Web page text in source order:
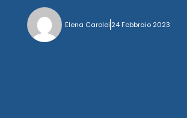
Elena Carolei 24 Febbraio 2023